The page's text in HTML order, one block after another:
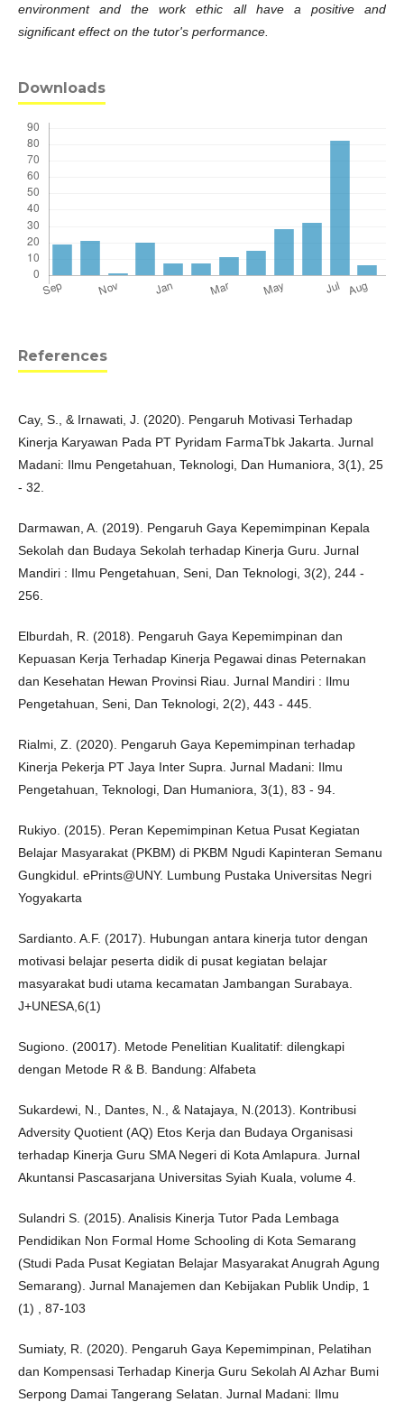
environment and the work ethic all have a positive and
significant effect on the tutor's performance.
Downloads
References
Cay, S., & Irnawati, J. (2020). Pengaruh Motivasi Terhadap
Kinerja Karyawan Pada PT Pyridam FarmaTbk Jakarta. Jurnal
Madani: Ilmu Pengetahuan, Teknologi, Dan Humaniora, 3(1), 25
- 32.
Darmawan, A. (2019). Pengaruh Gaya Kepemimpinan Kepala
Sekolah dan Budaya Sekolah terhadap Kinerja Guru. Jurnal
Mandiri : Ilmu Pengetahuan, Seni, Dan Teknologi, 3(2), 244 -
256.
Elburdah, R. (2018). Pengaruh Gaya Kepemimpinan dan
Kepuasan Kerja Terhadap Kinerja Pegawai dinas Peternakan
dan Kesehatan Hewan Provinsi Riau. Jurnal Mandiri : Ilmu
Pengetahuan, Seni, Dan Teknologi, 2(2), 443 - 445.
Rialmi, Z. (2020). Pengaruh Gaya Kepemimpinan terhadap
Kinerja Pekerja PT Jaya Inter Supra. Jurnal Madani: Ilmu
Pengetahuan, Teknologi, Dan Humaniora, 3(1), 83 - 94.
Rukiyo. (2015). Peran Kepemimpinan Ketua Pusat Kegiatan
Belajar Masyarakat (PKBM) di PKBM Ngudi Kapinteran Semanu
Gungkidul. ePrints@UNY. Lumbung Pustaka Universitas Negri
Yogyakarta
Sardianto. A.F. (2017). Hubungan antara kinerja tutor dengan
motivasi belajar peserta didik di pusat kegiatan belajar
masyarakat budi utama kecamatan Jambangan Surabaya.
J+UNESA,6(1)
Sugiono. (20017). Metode Penelitian Kualitatif: dilengkapi
dengan Metode R & B. Bandung: Alfabeta
Sukardewi, N., Dantes, N., & Natajaya, N.(2013). Kontribusi
Adversity Quotient (AQ) Etos Kerja dan Budaya Organisasi
terhadap Kinerja Guru SMA Negeri di Kota Amlapura. Jurnal
Akuntansi Pascasarjana Universitas Syiah Kuala, volume 4.
Sulandri S. (2015). Analisis Kinerja Tutor Pada Lembaga
Pendidikan Non Formal Home Schooling di Kota Semarang
(Studi Pada Pusat Kegiatan Belajar Masyarakat Anugrah Agung
Semarang). Jurnal Manajemen dan Kebijakan Publik Undip, 1
(1) , 87-103
Sumiaty, R. (2020). Pengaruh Gaya Kepemimpinan, Pelatihan
dan Kompensasi Terhadap Kinerja Guru Sekolah Al Azhar Bumi
Serpong Damai Tangerang Selatan. Jurnal Madani: Ilmu